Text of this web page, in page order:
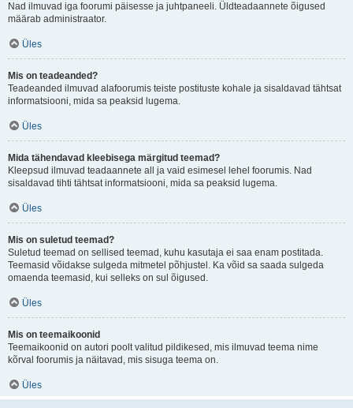
Nad ilmuvad iga foorumi päisesse ja juhtpaneeli. Üldteadaannete õigused
määrab administraator.
Üles
Mis on teadeanded?
Teadeanded ilmuvad alafoorumis teiste postituste kohale ja sisaldavad tähtsat
informatsiooni, mida sa peaksid lugema.
Üles
Mida tähendavad kleebisega märgitud teemad?
Kleepsud ilmuvad teadaannete all ja vaid esimesel lehel foorumis. Nad
sisaldavad tihti tähtsat informatsiooni, mida sa peaksid lugema.
Üles
Mis on suletud teemad?
Suletud teemad on sellised teemad, kuhu kasutaja ei saa enam postitada.
Teemasid võidakse sulgeda mitmetel põhjustel. Ka võid sa saada sulgeda
omaenda teemasid, kui selleks on sul õigused.
Üles
Mis on teemaikoonid
Teemaikoonid on autori poolt valitud pildikesed, mis ilmuvad teema nime
kõrval foorumis ja näitavad, mis sisuga teema on.
Üles